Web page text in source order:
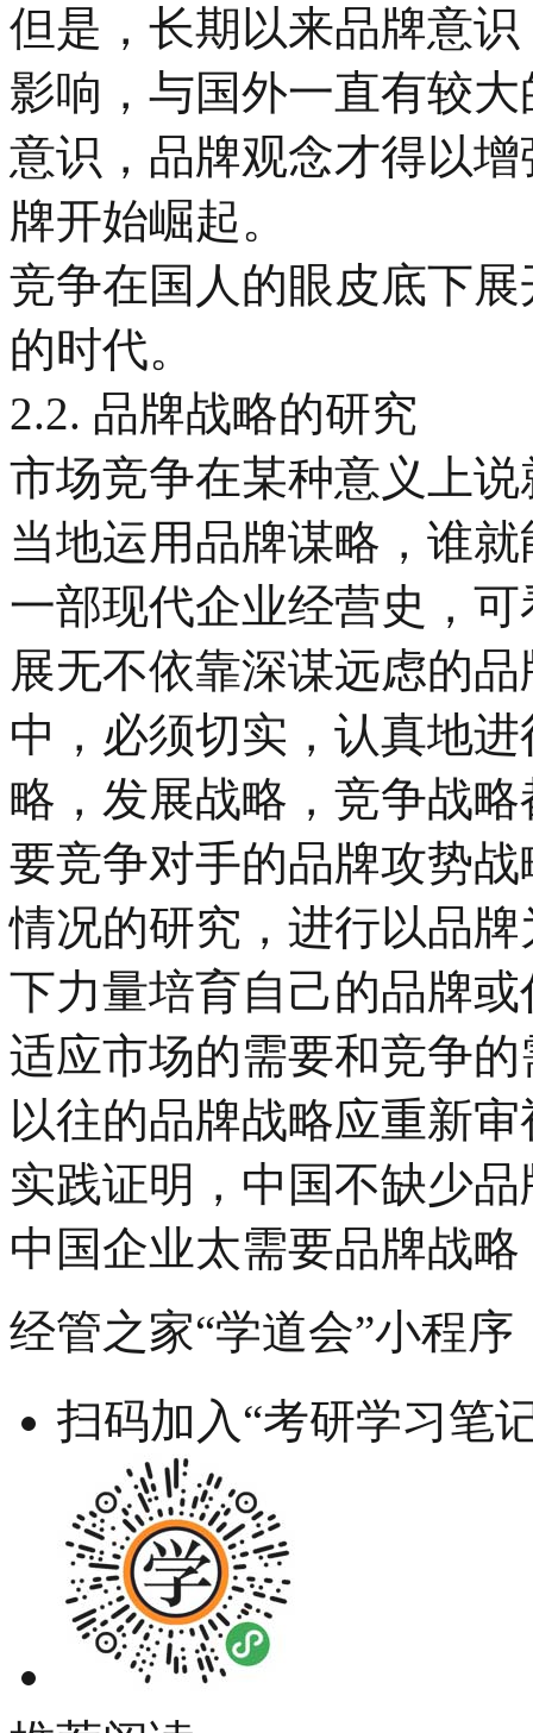
但是，长期以来品牌意
影响，与国外一直有较
意识，品牌观念才得以
牌开始崛起。
竞争在国人的眼皮底下
的时代。
2.2. 品牌战略的研究
市场竞争在某种意义上
当地运用品牌谋略，谁
一部现代企业经营史，
展无不依靠深谋远虑的
中，必须切实，认真地
略，发展战略，竞争战
要竞争对手的品牌攻势
情况的研究，进行以品
下力量培育自己的品牌
适应市场的需要和竞争的
以往的品牌战略应重新审
实践证明，中国不缺少
中国企业太需要品牌战
经管之家“学道会”小程序
扫码加入“考研学习笔